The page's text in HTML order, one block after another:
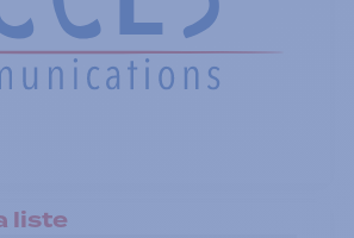
liste